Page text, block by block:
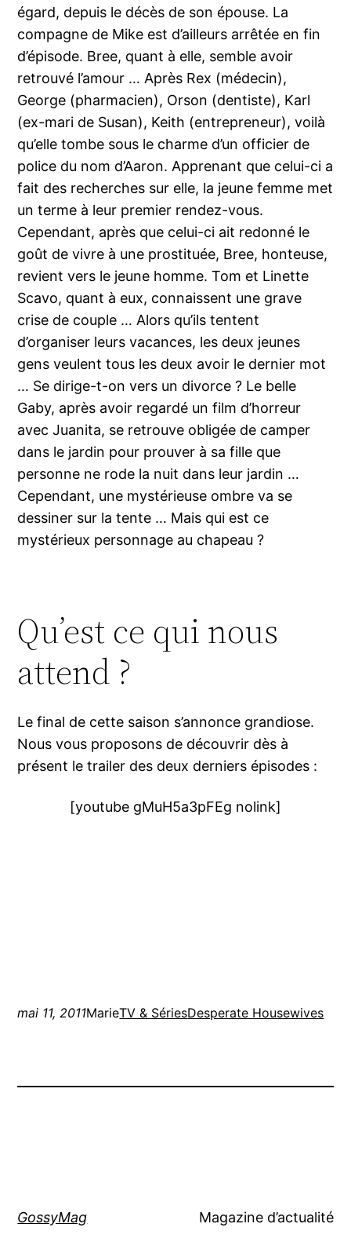
égard, depuis le décès de son épouse. La
compagne de Mike est d’ailleurs arrêtée en fin
d’épisode. Bree, quant à elle, semble avoir
retrouvé l’amour … Après Rex (médecin),
George (pharmacien), Orson (dentiste), Karl
(ex-mari de Susan), Keith (entrepreneur), voilà
qu’elle tombe sous le charme d’un officier de
police du nom d’Aaron. Apprenant que celui-ci a
fait des recherches sur elle, la jeune femme met
un terme à leur premier rendez-vous.
Cependant, après que celui-ci ait redonné le
goût de vivre à une prostituée, Bree, honteuse,
revient vers le jeune homme. Tom et Linette
Scavo, quant à eux, connaissent une grave
crise de couple … Alors qu’ils tentent
d’organiser leurs vacances, les deux jeunes
gens veulent tous les deux avoir le dernier mot
… Se dirige-t-on vers un divorce ? Le belle
Gaby, après avoir regardé un film d’horreur
avec Juanita, se retrouve obligée de camper
dans le jardin pour prouver à sa fille que
personne ne rode la nuit dans leur jardin …
Cependant, une mystérieuse ombre va se
dessiner sur la tente … Mais qui est ce
mystérieux personnage au chapeau ?
Qu’est ce qui nous
attend ?
Le final de cette saison s’annonce grandiose.
Nous vous proposons de découvrir dès à
présent le trailer des deux derniers épisodes :
[youtube gMuH5a3pFEg nolink]
mai 11, 2011MarieTV & SériesDesperate Housewives
GossyMag Magazine d’actualité